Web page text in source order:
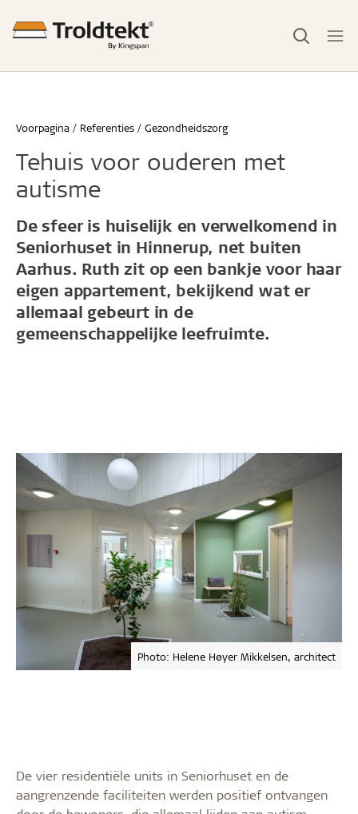
Voorpagina Referenties Gezondheidszorg
Tehuis voor ouderen met
autisme
De sfeer is huiselijk en verwelkomend in
Seniorhuset in Hinnerup, net buiten
Aarhus. Ruth zit op een bankje voor haar
eigen appartement, bekijkend wat er
allemaal gebeurt in de
gemeenschappelijke leefruimte.
Photo: Helene Høyer Mikkelsen, architect
De vier residentiële units in Seniorhuset en de
aangrenzende faciliteiten werden positief ontvangen